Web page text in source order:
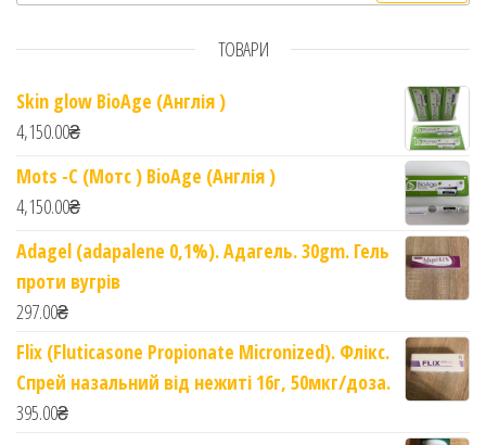
ТОВАРИ
Skin glow BioAge (Англія )
4,150.00₴
Mots -C (Мотс ) BioAge (Англія )
4,150.00₴
Adagel (adapalene 0,1%). Адагель. 30gm. Гель
проти вугрів
297.00₴
Flix (Fluticasone Propionate Micronized). Флікс.
Спрей назальний від нежиті 16г, 50мкг/доза.
395.00₴